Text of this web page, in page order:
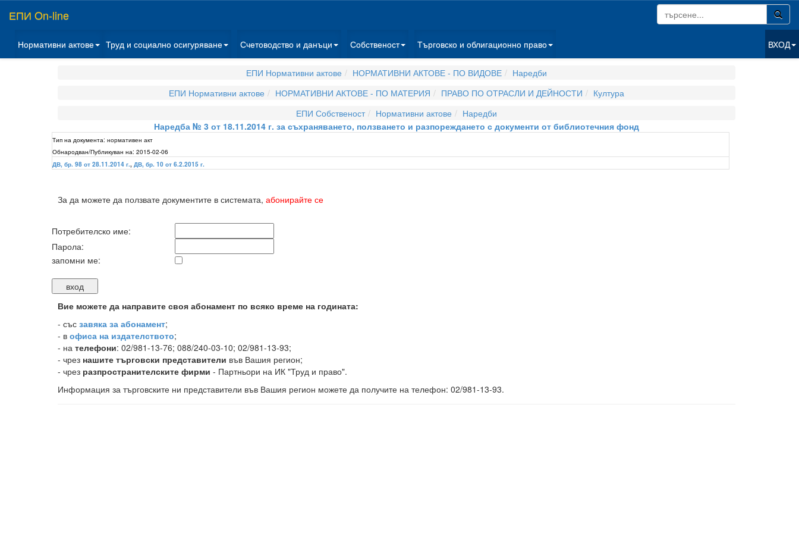
ЕПИ On-line
Нормативни актове Труд и социално осигуряване Счетоводство и данъци Собственост Търговско и облигационно право ВХОД
ЕПИ Нормативни актове НОРМАТИВНИ АКТОВЕ - ПО ВИДОВЕ
Наредби
ЕПИ Нормативни актове
НОРМАТИВНИ АКТОВЕ - ПО МАТЕРИЯ ПРАВО ПО ОТРАСЛИ И ДЕЙНОСТИ
Култура
ЕПИ Собственост
Нормативни актове
Наредби
Наредба № 3 от 18.11.2014 г. за съхраняването, ползването и разпореждането с документи от библиотечния фонд
Тип на документа: нормативен акт
Обнародван/Публикуван на: 2015-02-06
ДВ, бр. 98 от 28.11.2014 г., ДВ, бр. 10 от 6.2.2015 г.
За да можете да ползвате документите в системата, абонирайте се
Потребителско име:
Парола:
запомни ме:
Вие можете да направите своя абонамент по всяко време на годината:
- със завяка за абонамент;
- в офиса на издателството;
- на телефони: 02/981-13-76; 088/240-03-10; 02/981-13-93;
- чрез нашите търговски представители във Вашия регион;
- чрез разпространителските фирми - Партньори на ИК "Труд и право".
Информация за търговските ни представители във Вашия регион можете да получите на телефон: 02/981-13-93.